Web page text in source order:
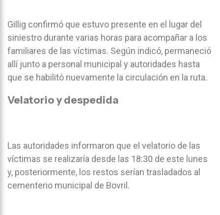
Gillig confirmó que estuvo presente en el lugar del
siniestro durante varias horas para acompañar a los
familiares de las víctimas. Según indicó, permaneció
allí junto a personal municipal y autoridades hasta
que se habilitó nuevamente la circulación en la ruta.
Velatorio y despedida
Las autoridades informaron que el velatorio de las
víctimas se realizaría desde las 18:30 de este lunes
y, posteriormente, los restos serían trasladados al
cementerio municipal de Bovril.